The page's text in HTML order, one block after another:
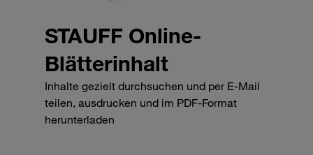
STAUFF Online-
Blätterinhalt
Inhalte gezielt durchsuchen und per E-Mail
teilen, ausdrucken und im PDF-Format
herunterladen